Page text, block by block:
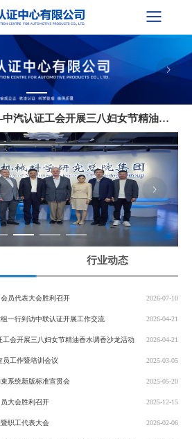
度审核/检查员工作暨培训会议
芬芳雅韵·香遇美好——中汽认证工会开展三八妇女节精油香水调香沙龙活动
中汽认证党总支召开树立和践行正确政绩观学习教育专题读书班
行业动态
员代表大会胜利召开 2026-07-10
一行到访中联认证开展工作交流 2026-04-21
会开展三八妇女节精油香水调香沙龙活动 2026-04-21
员工作暨培训会议 2025-03-05
系统新版标准宣贯会 2025-05-20
大会胜利召开 2025-12-15
职工代表大会 2026-02-06